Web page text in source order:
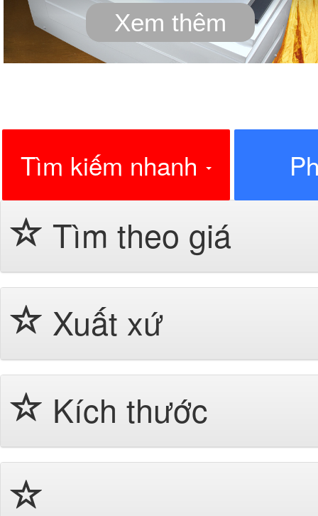
Xem thêm
Tìm kiếm nhanh
Tìm theo giá
Xuất xứ
Kích thước